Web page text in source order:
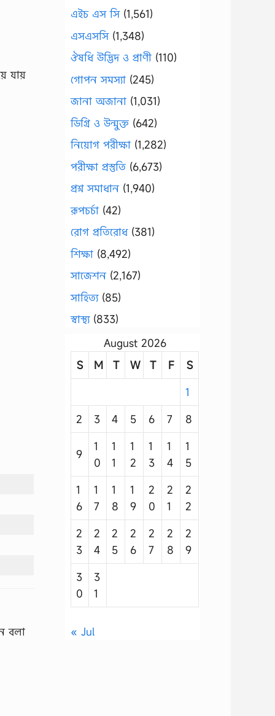
যায়
বলা
এইচ এস সি(1,561)
এসএসসি(1,348)
ঔষধি উদ্ভিদ ও প্রাণী (110)
গোপন সমস্যা (245)
জানা অজানা (1,031)
ডিগ্রি ও উন্মুক্ত (642)
নিয়োগ পরীক্ষা (1,282)
পরীক্ষা প্রস্তুতি (6,673)
প্রশ্ন সমাধান (1,940)
রূপচর্চা (42)
রোগ প্রতিরোধ(381)
শিক্ষা (8,492)
সাজেশন (2,167)
সাহিত্য(85)
স্বাস্থ্য(833)
August 2026
S
M T W T F
S
1
2
3 4 5 6 7 8
9
1
0
1
1
1
2
1
3
1
4
1
5
1
6
1
7
1
8
1
9
2
0
2
1
2
2
2
3
2
4
2
5
2
6
2
7
2
8
2
9
3
0
3
1
« Jul